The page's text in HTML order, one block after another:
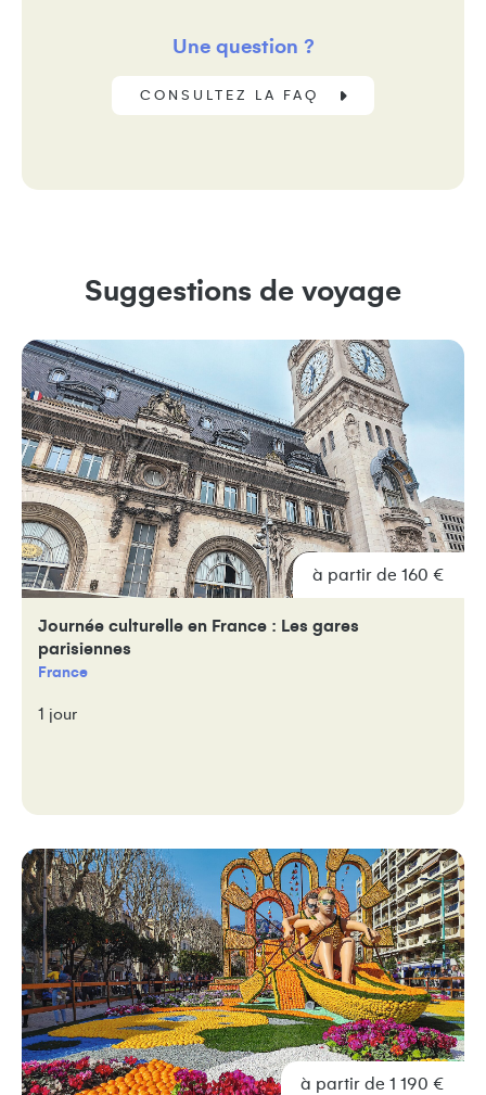
Une question ?
CONSULTEZ LA FAQ
Suggestions de voyage
à partir de 160 €
Journée culturelle en France : Les gares
parisiennes
France
1 jour
à partir de 1 190 €